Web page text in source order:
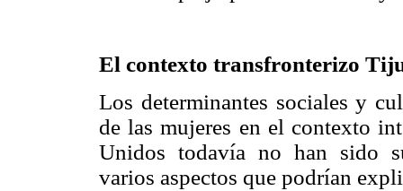
El contexto transfronterizo
Los determinantes sociales y
de las mujeres en el contexto
Unidos todavía no han sido
varios aspectos que podrían